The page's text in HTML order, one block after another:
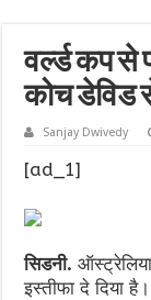
वर्ल्ड कप से
कोच डेविड
Sanjay Dwivedy
[ad_1]
सिडनी.
इस्तीफा दे दिया